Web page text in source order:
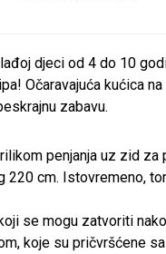
djeci od 4 do 10
Očaravajuća kućica
zabavu.
penjanja uz zid za
cm. Istovremeno,
se mogu zatvoriti
koje su pričvršćene